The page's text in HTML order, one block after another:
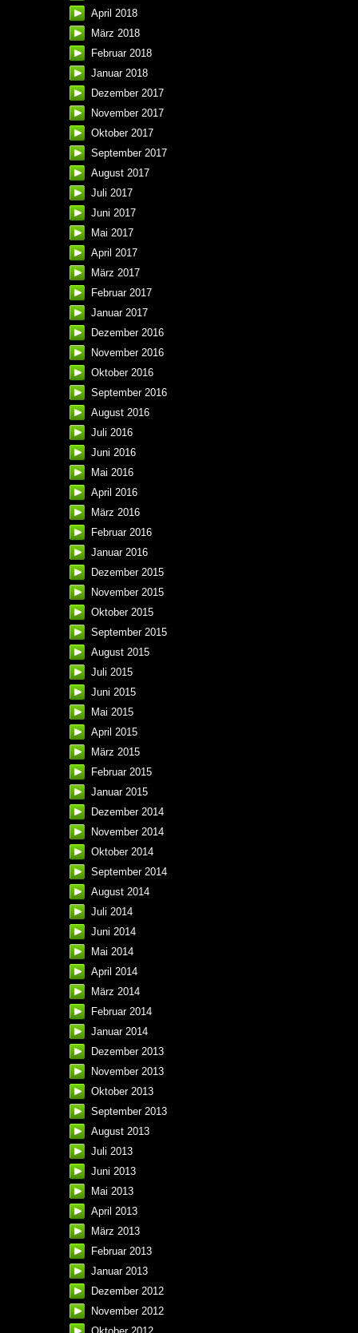
April 2018
März 2018
Februar 2018
Januar 2018
Dezember 2017
November 2017
Oktober 2017
September 2017
August 2017
Juli 2017
Juni 2017
Mai 2017
April 2017
März 2017
Februar 2017
Januar 2017
Dezember 2016
November 2016
Oktober 2016
September 2016
August 2016
Juli 2016
Juni 2016
Mai 2016
April 2016
März 2016
Februar 2016
Januar 2016
Dezember 2015
November 2015
Oktober 2015
September 2015
August 2015
Juli 2015
Juni 2015
Mai 2015
April 2015
März 2015
Februar 2015
Januar 2015
Dezember 2014
November 2014
Oktober 2014
September 2014
August 2014
Juli 2014
Juni 2014
Mai 2014
April 2014
März 2014
Februar 2014
Januar 2014
Dezember 2013
November 2013
Oktober 2013
September 2013
August 2013
Juli 2013
Juni 2013
Mai 2013
April 2013
März 2013
Februar 2013
Januar 2013
Dezember 2012
November 2012